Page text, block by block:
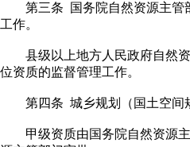
第三条 国务院自然资源主管部
工作。
县级以上地方人民政府自然资
位资质的监督管理工作。
第四条 城乡规划（国土空间
甲级资质由国务院自然资源主